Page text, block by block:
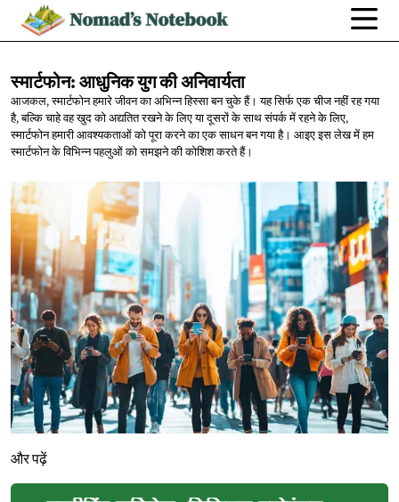
स्मार्टफोन: आधुनिक युगकी अनिवार्यता
आजकल, स्मार्टफोन हमारे जीवन का अभिन्न हिस्सा बन चुके हैं। यह सिर्फ एक चीज नहीं रह गया
है, बल्कि चाहे वह खुद को अद्यतित रखने के लिए या दूसरों के साथ संपर्क में रहने के लिए,
स्मार्टफोन हमारी आवश्यकताओं को पूरा करने का एक साधन बन गया है। आइए इस लेख में हम
स्मार्टफोन के विभिन्न पहलुओं को समझने की कोशिश करते हैं।
और पढ़ें